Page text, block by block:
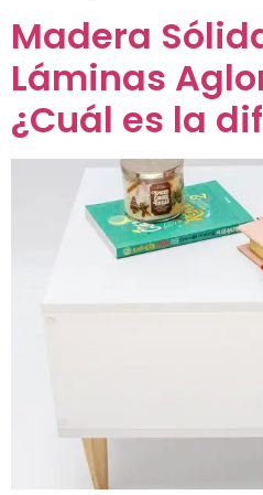
Madera
Láminas
¿Cuál es la